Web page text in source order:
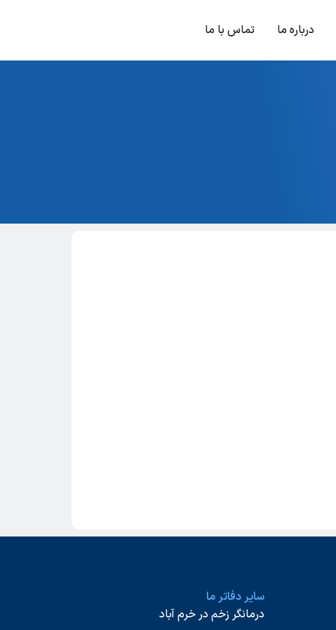
درباره ما تماس با ما
سایر دفاتر ما
درمانگر زخم در خرم آباد